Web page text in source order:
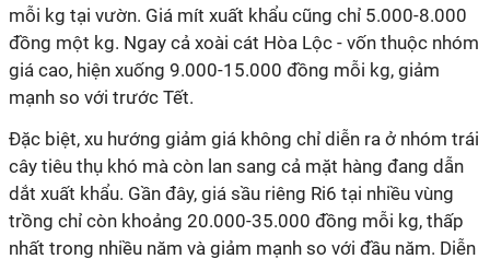
mỗi kg tại vườn. Giá mít xuất khẩu cũng chỉ 5.000-8.000
đồng một kg. Ngay cả xoài cát Hòa Lộc - vốn thuộc nhóm
giá cao, hiện xuống 9.000-15.000 đồng mỗi kg, giảm
mạnh so với trước Tết.
Đặc biệt, xu hướng giảm giá không chỉ diễn ra ở nhóm trái
cây tiêu thụ khó mà còn lan sang cả mặt hàng đang dẫn
dắt xuất khẩu. Gần đây, giá sầu riêng Ri6 tại nhiều vùng
trồng chỉ còn khoảng 20.000-35.000 đồng mỗi kg, thấp
nhất trong nhiều năm và giảm mạnh so với đầu năm. Diễn